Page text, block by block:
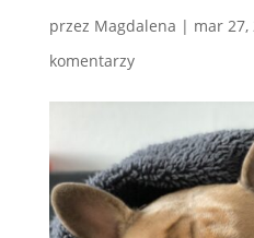
przez Magdalena | mar 27,
komentarzy